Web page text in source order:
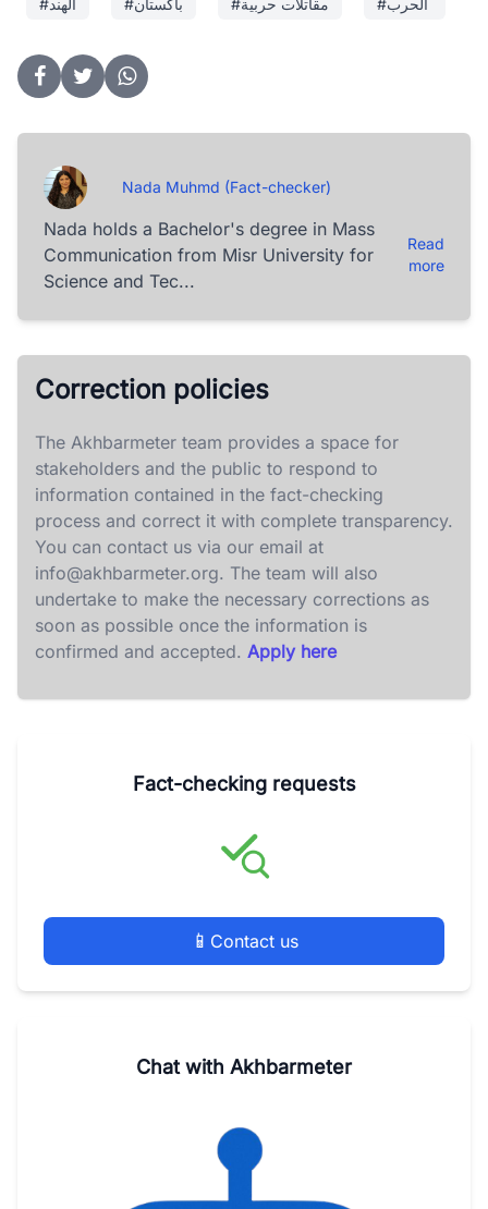
#الهند #باكستان #مقاتلات حربية
Nada Muhmd (Fact-checker)
Nada holds a Bachelor's degree in Mass
Communication from Misr University for
Science and Tec...
Read
more
Correction policies
The Akhbarmeter team provides a space for
stakeholders and the public to respond to
information contained in the fact-checking
process and correct it with complete transparency.
You can contact us via our email at
info@akhbarmeter.org. The team will also
undertake to make the necessary corrections as
soon as possible once the information is
confirmed and accepted. Apply here
Fact-checking requests
📱 Contact us
Chat with Akhbarmeter